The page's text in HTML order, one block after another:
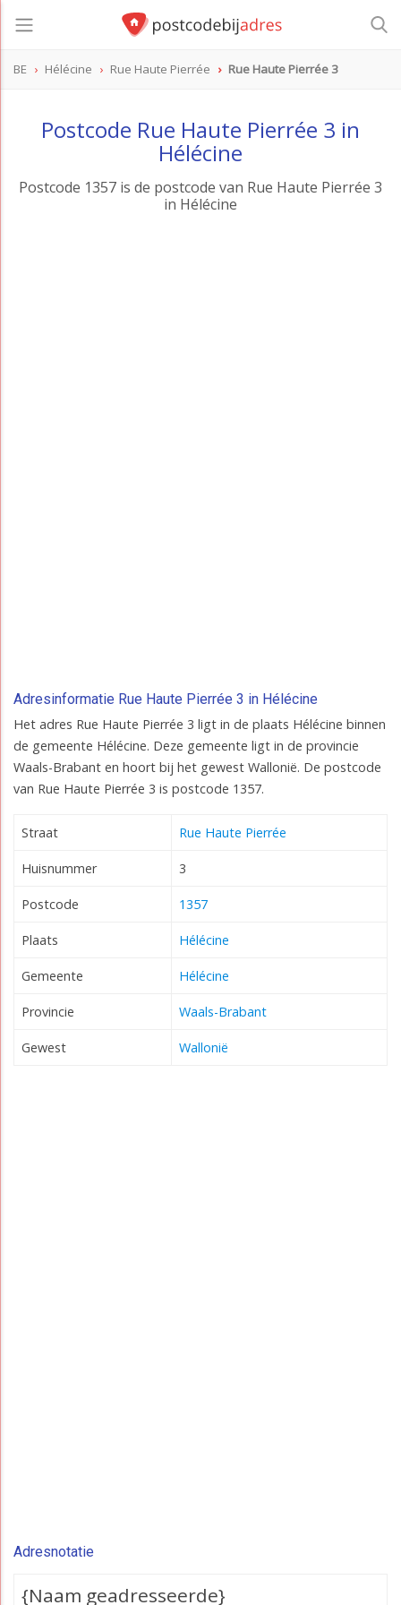
BE Hélécine Rue Haute Pierrée Rue Haute Pierrée 3
Postcode Rue Haute Pierrée 3 in
Hélécine
Postcode 1357 is de postcode van Rue Haute Pierrée 3
in Hélécine
Adresinformatie Rue Haute Pierrée 3 in Hélécine
Het adres Rue Haute Pierrée 3 ligt in de plaats Hélécine binnen
de gemeente Hélécine. Deze gemeente ligt in de provincie
Waals-Brabant en hoort bij het gewest Wallonië. De postcode
van Rue Haute Pierrée 3 is postcode 1357.
Straat Rue Haute Pierrée
Huisnummer 3
Postcode 1357
Plaats Hélécine
Gemeente Hélécine
Provincie Waals-Brabant
Gewest Wallonië
Adresnotatie
{Naam geadresseerde}